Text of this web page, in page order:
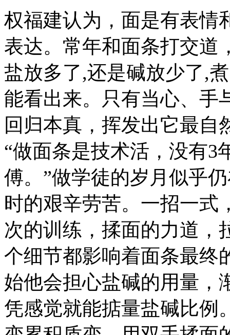
权福建认为，面是有表情
表达。常年和面条打交道
盐放多了,还是碱放少了,
能看出来。只有当心、手
回归本真，挥发出它最自
“做面条是技术活，没有3
傅。”做学徒的岁月似乎
时的艰辛劳苦。一招一式
次的训练，揉面的力道，
个细节都影响着面条最终
始他会担心盐碱的用量，
凭感觉就能掂量盐碱比例